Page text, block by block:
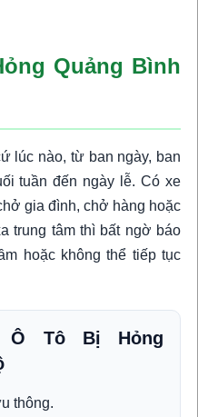
Quảng Bình
lúc nào, từ ban ngày, ban
tuần đến ngày lễ. Có xe
gia đình, chở hàng hoặc
trung tâm thì bất ngờ báo
hoặc không thể tiếp tục
Ô Tô Bị Hỏng
thông.